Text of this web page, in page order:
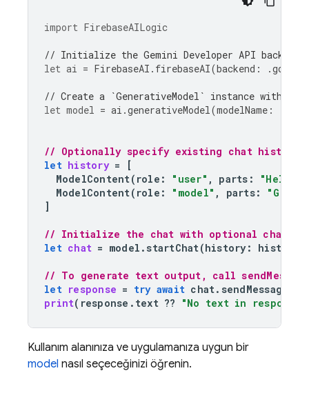
import FirebaseAILogic
// Initialize the Gemini Developer API backend
let ai = FirebaseAI . firebaseAI(backend : .
// Create a `GenerativeModel` instance with a
let model = ai .generativeModel(modelName :
// Optionally specify existing chat history
let history =
[
ModelContent( role : "user" , parts :
"Hello,
ModelContent( role : "model" , parts:
"Great
]
// Initialize the chat with optional chat
let chat = model . startChat(history: history
// To generate text output, call sendMessage
let response = try await chat. sendMessage
print( response . text ?? "No text in
Kullanım alanınıza ve uygulamanıza uygun bir
model nasıl seçeceğinizi öğrenin.